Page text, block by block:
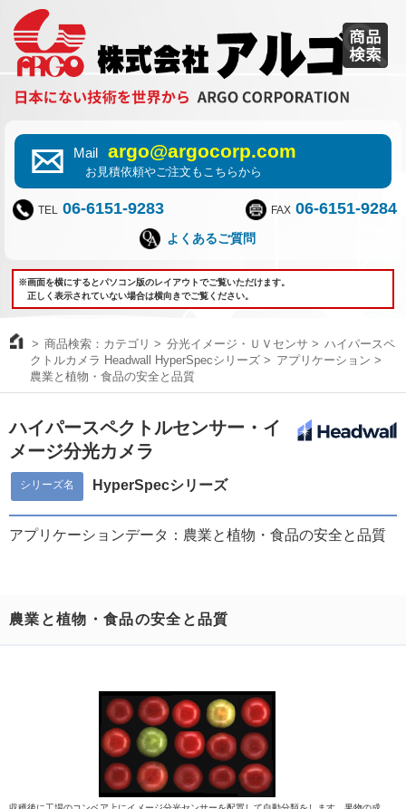
Mail argo@argocorp.com
お見積依頼やご注文もこちらから
TEL 06-6151-9283 FAX 06-6151-9284
よくあるご質問
※画面を横にするとパソコン版のレイアウトでご覧いただけます。
正しく表示されていない場合は横向きでご覧ください。
商品検索：カテゴリ 分光イメージ・ＵＶセンサ
ハイパースペ
クトルカメラ Headwall HyperSpecシリーズ
アプリケーション
農業と植物・食品の安全と品質
ハイパースペクトルセンサー・イ
メージ分光カメラ
シリーズ名 HyperSpecシリーズ
アプリケーションデータ：農業と植物・食品の安全と品質
農業と植物・食品の安全と品質